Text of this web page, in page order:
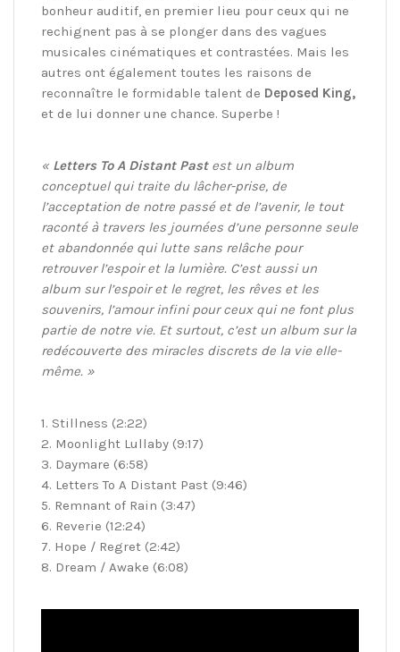
bonheur auditif, en premier lieu pour ceux qui ne
rechignent pas à se plonger dans des vagues
musicales cinématiques et contrastées. Mais les
autres ont également toutes les raisons de
reconnaître le formidable talent de Deposed King,
et de lui donner une chance. Superbe !
« Letters To A Distant Pastest un album
conceptuel qui traite du lâcher-prise, de
l’acceptation de notre passé et de l’avenir, le tout
raconté à travers les journées d’une personne seule
et abandonnée qui lutte sans relâche pour
retrouver l’espoir et la lumière. C’est aussi un
album sur l’espoir et le regret, les rêves et les
souvenirs, l’amour infini pour ceux qui ne font plus
partie de notre vie. Et surtout, c’est un album sur la
redécouverte des miracles discrets de la vie elle-
même. »
1. Stillness (2:22)
2. Moonlight Lullaby (9:17)
3. Daymare (6:58)
4. Letters To A Distant Past (9:46)
5. Remnant of Rain (3:47)
6. Reverie (12:24)
7. Hope / Regret (2:42)
8. Dream / Awake (6:08)